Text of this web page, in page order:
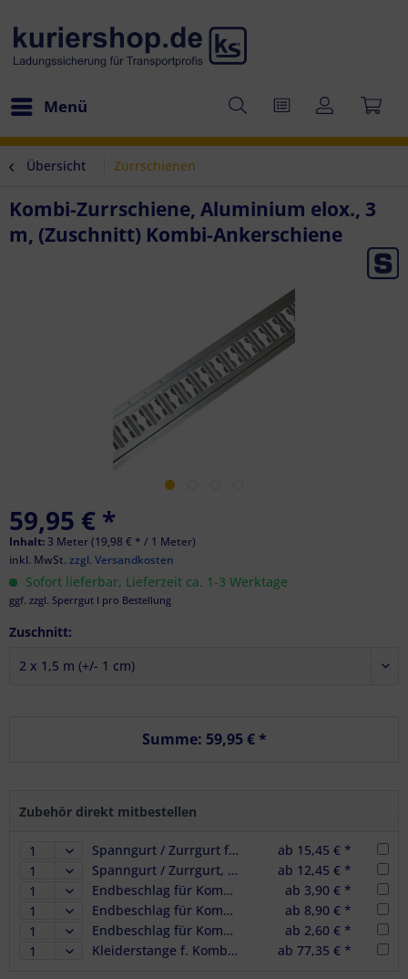
Menü
Übersicht Zurrschienen
Kombi-Zurrschiene, Aluminium elox., 3
m, (Zuschnitt) Kombi-Ankerschiene
59,95 € *
Inhalt: 3 Meter (19,98 € * / 1 Meter)
inkl. MwSt. zzgl. Versandkosten
Sofort lieferbar, Lieferzeit ca. 1-3 Werktage
ggf. zzgl. Sperrgut I pro Bestellung
Zuschnitt:
Summe: 59,95 €*
Zubehör direkt mitbestellen
Spanngurt / Zurrgurt f. Kombi-Zurrschiene, LC 750/1500 daN, 5 m, 50 mm, 2-teilig
ab 15,45 € *
Spanngurt / Zurrgurt, LC 750/1500 daN, 2 m, 35 mm, f. Kombi-Zurrschiene + Schutz
ab 12,45 € *
Endbeschlag für Kombi-Ankerschiene mit Ring LC 750 daN
ab 3,90 € *
Endbeschlag für Kombi-Ankerschiene mit Ring LC 1000 daN
ab 8,90 € *
Endbeschlag für Kombi-Ankerschiene & Langlochschiene, LC 750 daN
ab 2,60 € *
Kleiderstange f. Kombi-Ankerschienen, 2420 - 2510 mm, 350 daN, verchromt
ab 77,35 € *